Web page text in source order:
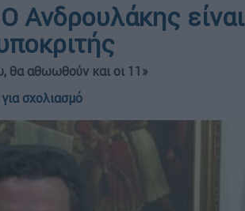
Ανδρουλάκης είναι
θα αθωωθούν και οι 11»
σχολιασμό